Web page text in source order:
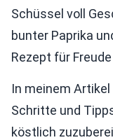
Schüssel voll
bunter Paprika
Rezept für
In meinem
Schritte und
köstlich